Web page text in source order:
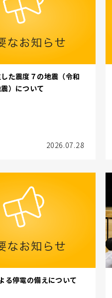
た震度７の地震（令和
）について
2026.07.28
る停電の備えについて